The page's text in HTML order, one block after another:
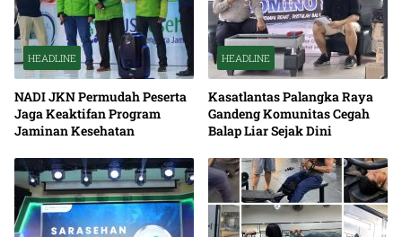
HEADLINE
NADI JKN Permudah Peserta
Jaga Keaktifan Program
Jaminan Kesehatan
HEADLINE
Kasatlantas Palangka Raya
Gandeng Komunitas Cegah
Balap Liar Sejak Dini